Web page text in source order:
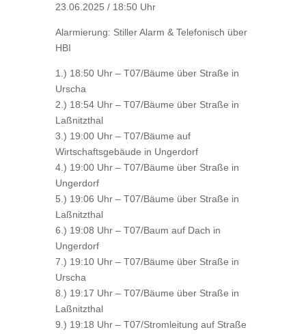
23.06.2025 / 18:50 Uhr
Alarmierung: Stiller Alarm & Telefonisch über
HBI
1.) 18:50 Uhr – T07/Bäume über Straße in
Urscha
2.) 18:54 Uhr – T07/Bäume über Straße in
Laßnitzthal
3.) 19:00 Uhr – T07/Bäume auf
Wirtschaftsgebäude in Ungerdorf
4.) 19:00 Uhr – T07/Bäume über Straße in
Ungerdorf
5.) 19:06 Uhr – T07/Bäume über Straße in
Laßnitzthal
6.) 19:08 Uhr – T07/Baum auf Dach in
Ungerdorf
7.) 19:10 Uhr – T07/Bäume über Straße in
Urscha
8.) 19:17 Uhr – T07/Bäume über Straße in
Laßnitzthal
9.) 19:18 Uhr – T07/Stromleitung auf Straße